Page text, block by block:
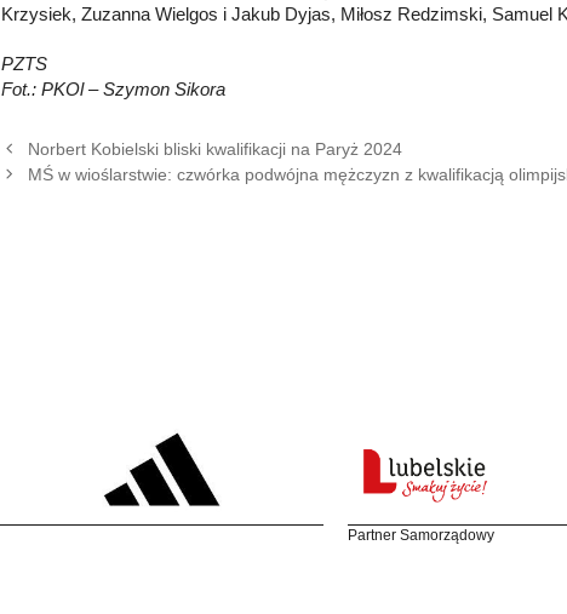
Krzysiek, Zuzanna Wielgos i Jakub Dyjas, Miłosz Redzimski, Samuel
PZTS
Fot.: PKOl – Szymon Sikora
Norbert Kobielski bliski kwalifikacji na Paryż 2024
MŚ w wioślarstwie: czwórka podwójna mężczyzn z kwalifikacją
Partner Samorządowy